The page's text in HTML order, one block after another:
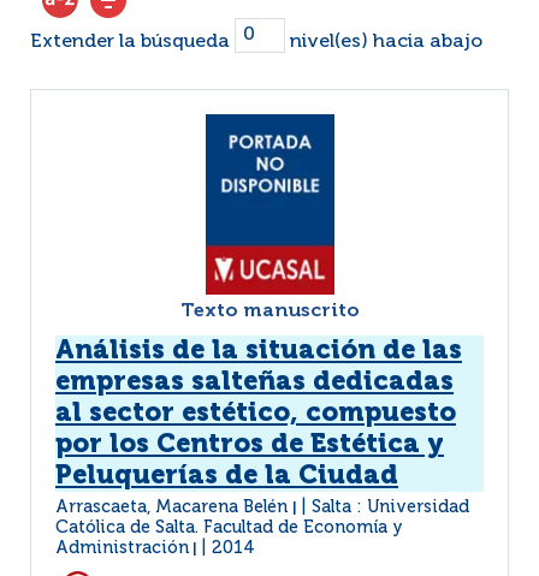
Extender la búsqueda nivel(es) hacia abajo
Texto manuscrito
Análisis de la situación de las
empresas salteñas dedicadas
al sector estético, compuesto
por los Centros de Estética y
Peluquerías de la Ciudad
Arrascaeta, Macarena Belén
Salta : Universidad
Católica de Salta. Facultad de Economía y
Administración
2014